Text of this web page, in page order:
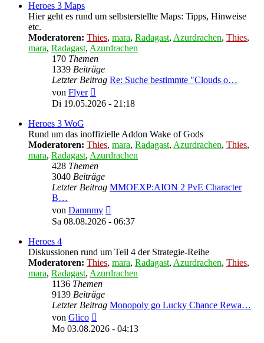
Heroes 3 Maps
Hier geht es rund um selbsterstellte Maps: Tipps, Hinweise
etc.
Moderatoren: Thies, mara, Radagast, Azurdrachen, Thies,
mara, Radagast, Azurdrachen
170 Themen
1339 Beiträge
Letzter Beitrag Re: Suche bestimmte "Clouds o…
von Flyer
Beitrag
Di 19.05.2026 - 21:18
Heroes 3 WoG
Rund um das inoffizielle Addon Wake of Gods
Moderatoren: Thies, mara, Radagast, Azurdrachen, Thies,
mara, Radagast, Azurdrachen
428 Themen
3040 Beiträge
Letzter Beitrag MMOEXP:AION 2 PvE Character
B…
von Damnmy
Beitrag
Sa 08.08.2026 - 06:37
Heroes 4
Diskussionen rund um Teil 4 der Strategie-Reihe
Moderatoren: Thies, mara, Radagast, Azurdrachen, Thies,
mara, Radagast, Azurdrachen
1136 Themen
9139 Beiträge
Letzter Beitrag Monopoly go Lucky Chance Rewa…
von Glico
Beitrag
Mo 03.08.2026 - 04:13